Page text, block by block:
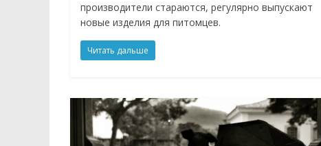
производители стараются, регулярно выпускают
новые изделия для питомцев.
Читать дальше